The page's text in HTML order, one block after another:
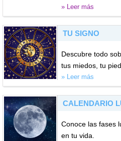
» Leer más
TU SIGNO
Descubre todo
tus miedos, tu
» Leer más
CALENDARIO
Conoce las fases
en tu vida.